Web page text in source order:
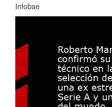
Infobae